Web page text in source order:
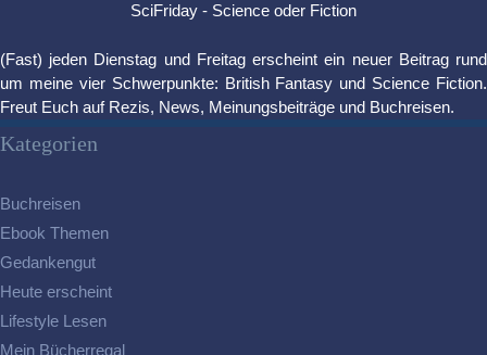
SciFriday - Science oder Fiction
(Fast) jeden Dienstag und Freitag erscheint ein neuer Beitrag rund
um meine vier Schwerpunkte: British Fantasy und Science Fiction.
Freut Euch auf Rezis, News, Meinungsbeiträge und Buchreisen.
Kategorien
Buchreisen
Ebook Themen
Gedankengut
Heute erscheint
Lifestyle Lesen
Mein Bücherregal